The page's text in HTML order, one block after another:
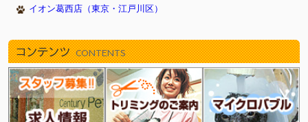
イオン葛西店（東京・江戸川区）
コンテンツ CONTENTS